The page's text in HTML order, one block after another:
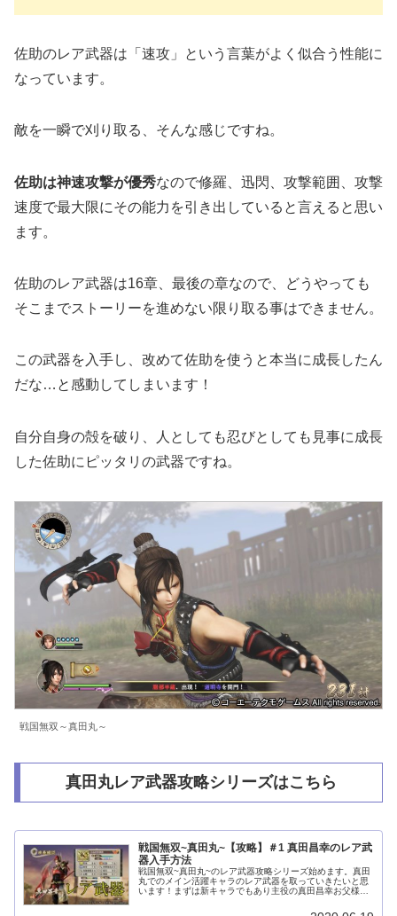
佐助のレア武器は「速攻」という言葉がよく似合う性能に
なっています。
敵を一瞬で刈り取る、そんな感じですね。
佐助は神速攻撃が優秀なので修羅、迅閃、攻撃範囲、攻撃
速度で最大限にその能力を引き出していると言えると思い
ます。
佐助のレア武器は16章、最後の章なので、どうやっても
そこまでストーリーを進めない限り取る事はできません。
この武器を入手し、改めて佐助を使うと本当に成長したん
だな…と感動してしまいます！
自分自身の殻を破り、人としても忍びとしても見事に成長
した佐助にピッタリの武器ですね。
戦国無双～真田丸～
真田丸レア武器攻略シリーズはこちら
戦国無双~真田丸~【攻略】＃1 真田昌幸のレア武
器入手方法
戦国無双~真田丸~のレア武器攻略シリーズ始めます。真田
丸でのメイン活躍キャラのレア武器を取っていきたいと思
います！まずは新キャラでもあり主役の真田昌幸お父様！